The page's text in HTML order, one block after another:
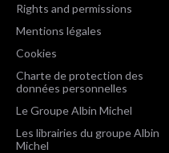
Rights and permissions
Mentions légales
Cookies
Charte de protection des
données personnelles
Le Groupe Albin Michel
Les librairies du groupe Albin
Michel